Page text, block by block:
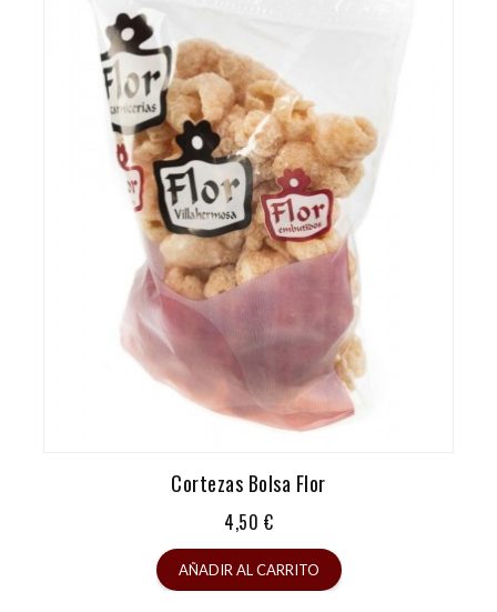
Cortezas Bolsa Flor
Precio
4,50 €
AÑADIR AL CARRITO